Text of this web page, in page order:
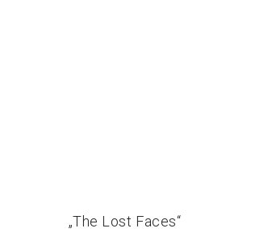
„The Lost Faces“